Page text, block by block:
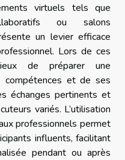
virtuels tels que
ou salons
un levier efficace
Lors de ces
de préparer une
compétences et de ses
échanges pertinents et
variés. L’utilisation
professionnels permet
influents, facilitant
pendant ou après